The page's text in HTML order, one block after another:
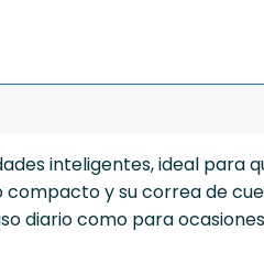
inteligentes, ideal para
y su correa de
diario como para